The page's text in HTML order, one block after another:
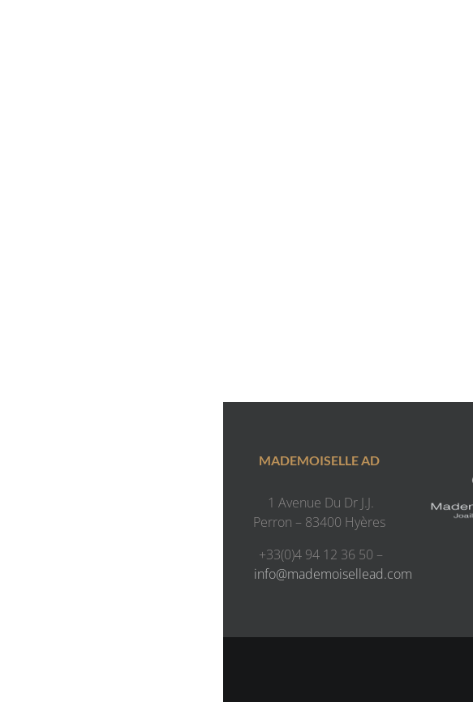
MADEMOISELLE AD
1 Avenue Du Dr J.J.
Perron – 83400 Hyères
+33(0)4 94 12 36 50 –
info@mademoisellead.com